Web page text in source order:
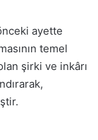
ayette
temel
şirki ve inkârı